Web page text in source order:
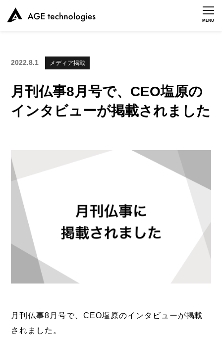
MENU
2022.8.1 メディア掲載
月刊仏事8月号で、CEO塩原の
インタビューが掲載されました
月刊仏事8月号で、CEO塩原のインタビューが掲載
されました。